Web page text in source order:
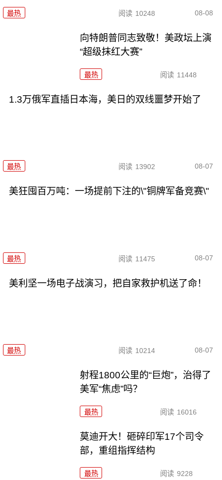
最热 阅读 10248 08-08
向特朗普同志致敬！美政坛上演
“超级抹红大赛”
最热 阅读 11448
1.3万俄军直插日本海，美日的双线噩梦开始了
最热 阅读 13902 08-07
美狂囤百万吨：一场提前下注的\"铜牌军备竞赛\"
最热 阅读 11475 08-07
美利坚一场电子战演习，把自家救护机送了命！
最热 阅读 10214 08-07
射程1800公里的“巨炮”，治得了
美军“焦虑”吗？
最热 阅读 16016
莫迪开大！砸碎印军17个司令
部，重组指挥结构
最热 阅读 9228